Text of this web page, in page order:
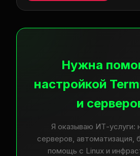
Нужна
настройкой
и
Я оказываю ИТ-услуги:
серверов, автоматизация,
помощь с Linux и